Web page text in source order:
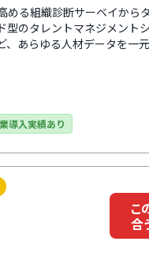
る組織診断サーベイから
のタレントマネジメント
あらゆる人材データを一
になります。UI・UXがわか
徴。サポート体制も手厚く
初期設定から導入後の運用
築における課題もスムーズ
せて選択可能です。
導入実績あり
こ
合